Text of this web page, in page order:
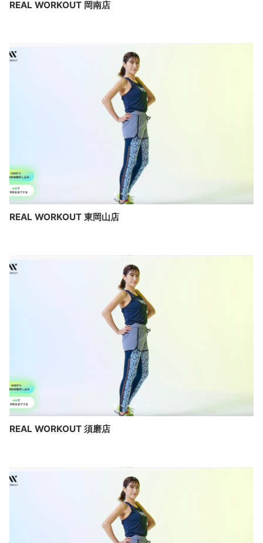
REAL WORKOUT 岡南店
REAL WORKOUT 東岡山店
REAL WORKOUT 須磨店